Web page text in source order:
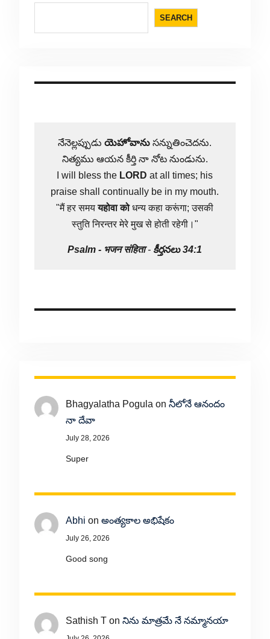
SEARCH
నేనెల్లప్పుడుయెహోవాను సన్నుతించెదను.
నిత్యము ఆయన కీర్తి నా నోట నుండును.
I will bless the LORD at all times; his
praise shall continually be in my mouth.
"मैं हर समययहोवा कोधन्य कहा करूंगा; उसकी
स्तुति निरन्तर मेरे मुख से होती रहेगी।"
Psalm - भजन संहिता- కీర్తనలు 34:1
Bhagyalatha Pogula on నీలోనే ఆనందం
నా దేవా
July 28, 2026
Super
Abhi on అంత్యకాల అభిషేకం
July 26, 2026
Good song
Sathish Ton నిను మాత్రమే నే నమ్మానయా